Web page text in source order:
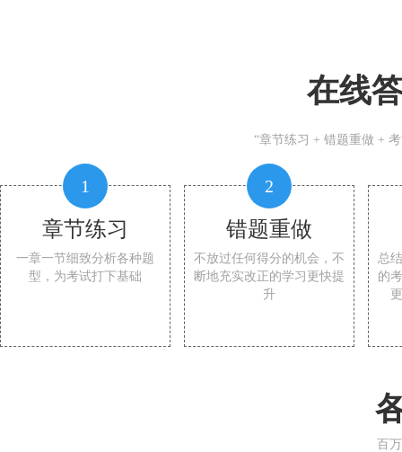
在线
“章节练习 + 错题重做 +
1
章节练习
一章一节细致分析各种题
型，为考试打下基础
2
错题重做
不放过任何得分的机会，不
断地充实改正的学习更快提
升
总
的
百